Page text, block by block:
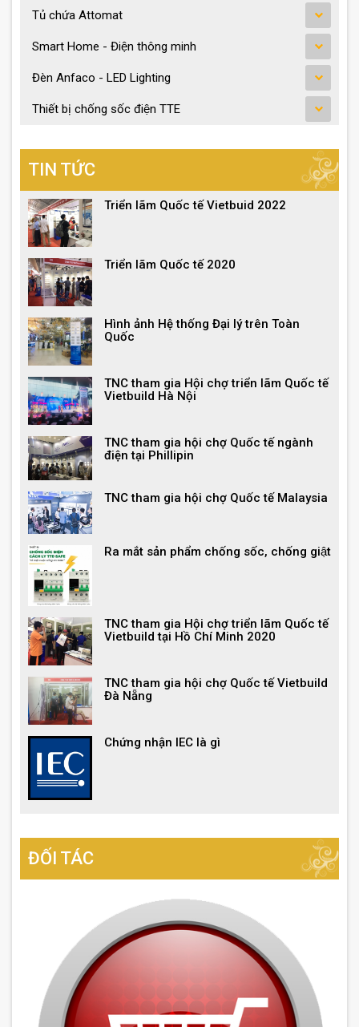
Tủ chứa Attomat
Smart Home - Điện thông minh
Đèn Anfaco - LED Lighting
Thiết bị chống sốc điện TTE
TIN TỨC
Triển lãm Quốc tế Vietbuid 2022
Triển lãm Quốc tế 2020
Hình ảnh Hệ thống Đại lý trên Toàn
Quốc
TNC tham gia Hội chợ triển lãm Quốc tế
Vietbuild Hà Nội
TNC tham gia hội chợ Quốc tế ngành
điện tại Phillipin
TNC tham gia hội chợ Quốc tế Malaysia
Ra mắt sản phẩm chống sốc, chống giật
TNC tham gia Hội chợ triển lãm Quốc tế
Vietbuild tại Hồ Chí Minh 2020
TNC tham gia hội chợ Quốc tế Vietbuild
Đà Nẵng
Chứng nhận IEC là gì
ĐỐI TÁC